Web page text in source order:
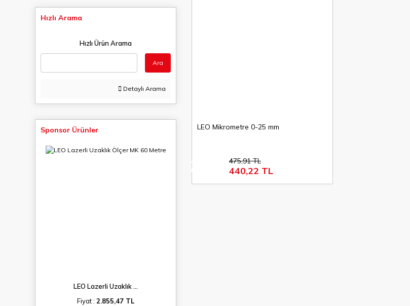
Hızlı Arama
Hızlı Ürün Arama
Ara
Detaylı Arama
Sponsor Ürünler
LEO Lazerli Uzaklık ...
Fiyat : 2.855,47 TL
LEO Mikrometre 0-25 mm
%8
indirim
475,91 TL
440,22 TL